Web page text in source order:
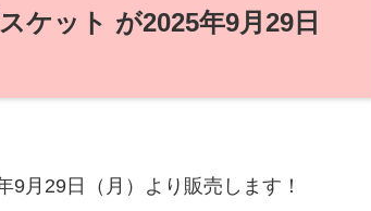
ケット が2025年9月29日
9月29日（月）より販売します！